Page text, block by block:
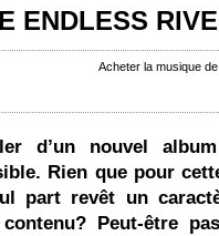
ENDLESS
Acheter la musique
d’un nouvel
Rien que pour
part revêt un
Peut-être